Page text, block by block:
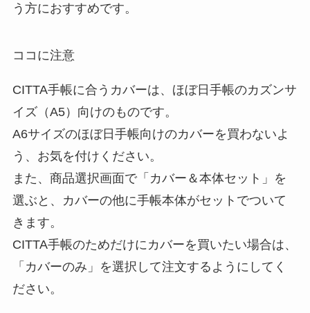
う方におすすめです。
ココに注意
CITTA手帳に合うカバーは、ほぼ日手帳のカズンサ
イズ（A5）向けのものです。
A6サイズのほぼ日手帳向けのカバーを買わないよ
う、お気を付けください。
また、商品選択画面で「カバー＆本体セット」を
選ぶと、カバーの他に手帳本体がセットでついて
きます。
CITTA手帳のためだけにカバーを買いたい場合は、
「カバーのみ」を選択して注文するようにしてく
ださい。